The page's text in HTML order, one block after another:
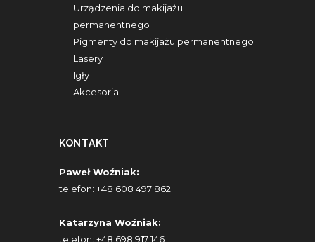
Urządzenia do makijażu
permanentnego
Pigmenty do makijażu permanentnego
Lasery
Igły
Akcesoria
KONTAKT
Paweł Woźniak:
telefon: +48 608 497 862
Katarzyna Woźniak:
telefon: +48 698 917 146